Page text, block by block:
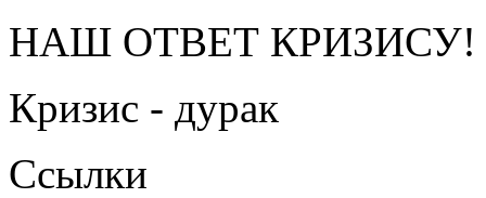
НАШ ОТВЕТ КРИЗИСУ!
Кризис - дурак
Ссылки